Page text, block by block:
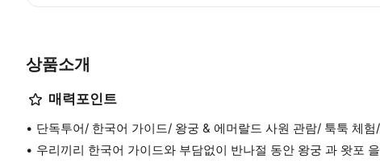
상품소개
매력포인트
단독투어/ 한국어 가이드/ 왕궁 & 에머랄드 사원 관람/ 툭툭 체
우리끼리 한국어 가이드와 부담없이 반나절 동안 왕궁 과 왓포